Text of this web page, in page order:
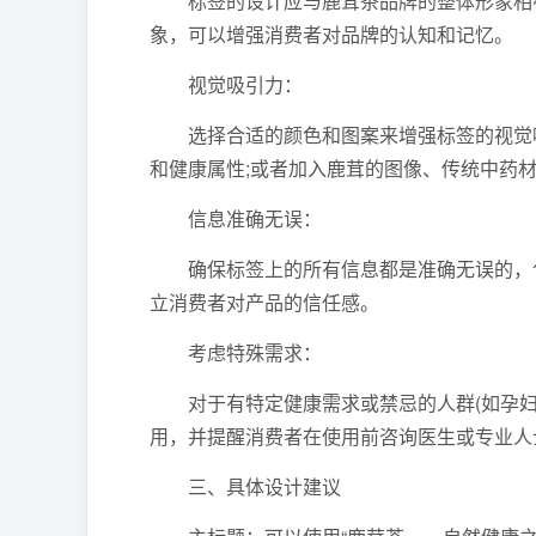
象，可以增强消费者对品牌的认知和记忆。
视觉吸引力：
选择合适的颜色和图案来增强标签的视觉
和健康属性;或者加入鹿茸的图像、传统中药
信息准确无误：
确保标签上的所有信息都是准确无误的，
立消费者对产品的信任感。
考虑特殊需求：
对于有特定健康需求或禁忌的人群(如孕
用，并提醒消费者在使用前咨询医生或专业
三、具体设计建议